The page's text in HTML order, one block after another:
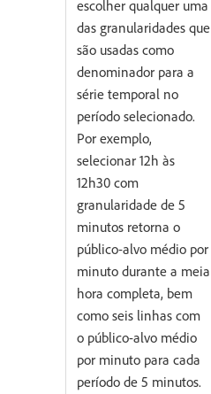
escolher qualquer uma
das granularidades que
são usadas como
denominador para a
série temporal no
período selecionado.
Por exemplo,
selecionar 12h às
12h30 com
granularidade de 5
minutos retorna o
público-alvo médio por
minuto durante a meia
hora completa, bem
como seis linhas com
o público-alvo médio
por minuto para cada
período de 5 minutos.